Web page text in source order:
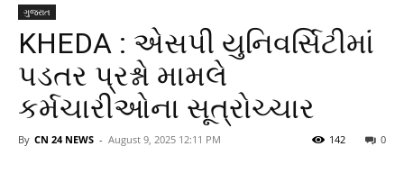
ગુજરાત
KHEDA : એસપી યુનિવર્સિટીમાં
પડતર પ્રશ્નો મામલે
કર્મચારીઓના સૂત્રોચ્ચાર
By CN 24 NEWS - August 9, 2025 12:11 PM 0
142